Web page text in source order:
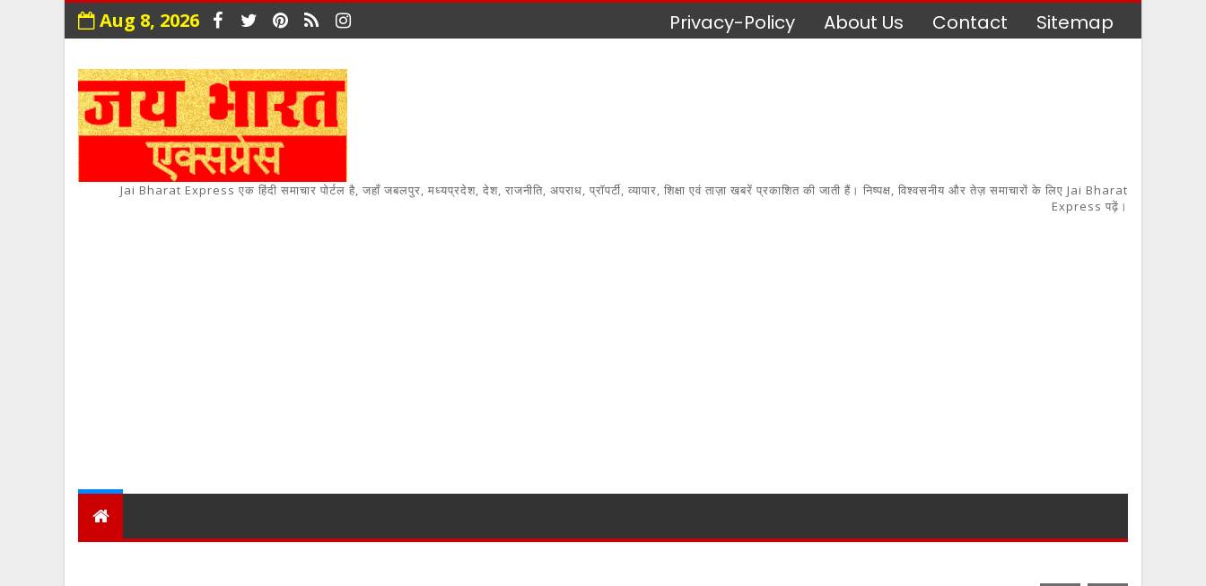
Aug 8, 2026 Privacy-Policy About Us Contact Sitemap
Jai Bharat Express एक हिंदी समाचार पोर्टल है, जहाँ जबलपुर, मध्यप्रदेश, देश, राजनीति, अपराध, प्रॉपर्टी, व्यापार, शिक्षा एवं ताज़ा खबरें प्रकाशित की जाती हैं। निष्पक्ष, विश्वसनीय और तेज़ समाचारों के लिए Jai Bharat
Express पढ़ें।